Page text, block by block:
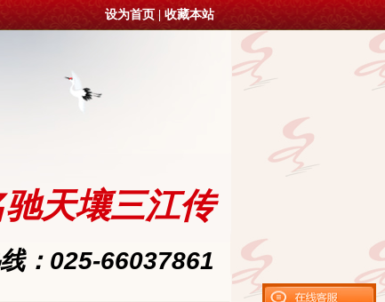
设为首页 收藏本站
天壤三江传
：025-66037861